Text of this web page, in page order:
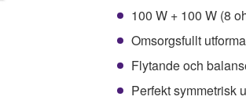
100 W + 100 W (8
Omsorgsfullt
Flytande och
Perfekt symmetrisk